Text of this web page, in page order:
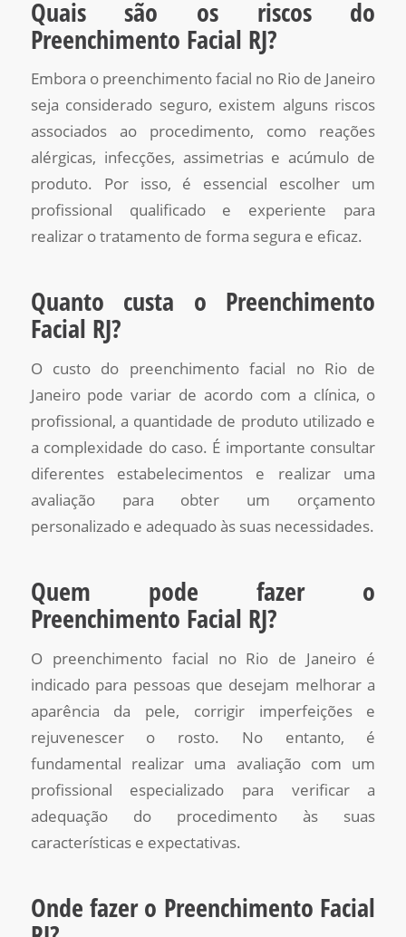
Quais são os riscos do
Preenchimento Facial RJ?
Embora o preenchimento facial no Rio de Janeiro
seja considerado seguro, existem alguns riscos
associados ao procedimento, como reações
alérgicas, infecções, assimetrias e acúmulo de
produto. Por isso, é essencial escolher um
profissional qualificado e experiente para
realizar o tratamento de forma segura e eficaz.
Quanto custa o Preenchimento
Facial RJ?
O custo do preenchimento facial no Rio de
Janeiro pode variar de acordo com a clínica, o
profissional, a quantidade de produto utilizado e
a complexidade do caso. É importante consultar
diferentes estabelecimentos e realizar uma
avaliação para obter um orçamento
personalizado e adequado às suas necessidades.
Quem pode fazer o
Preenchimento Facial RJ?
O preenchimento facial no Rio de Janeiro é
indicado para pessoas que desejam melhorar a
aparência da pele, corrigir imperfeições e
rejuvenescer o rosto. No entanto, é
fundamental realizar uma avaliação com um
profissional especializado para verificar a
adequação do procedimento às suas
características e expectativas.
Onde fazer o Preenchimento Facial